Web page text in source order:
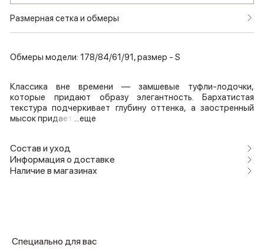
Размерная сетка и обмеры
Обмеры модели: 178/84/61/91, размер - S
Классика вне времени — замшевые туфли-лодочки,
которые придают образу элегантность. Бархатистая
текстура подчеркивает глубину оттенка, а заостренный
мысок придает ...еще
Состав и уход
Информация о доставке
Наличие в магазинах
Специально для вас